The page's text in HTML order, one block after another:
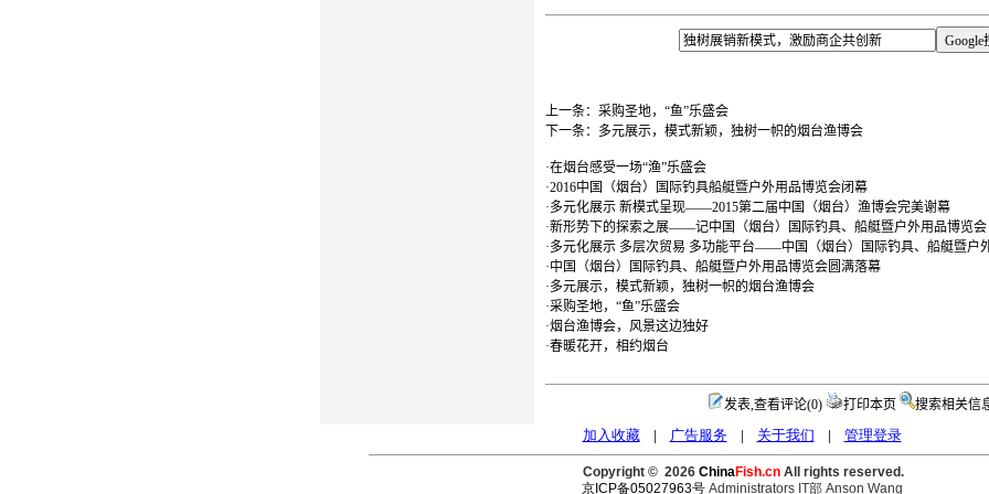
上一条： 采购圣地，“鱼”乐盛会
下一条： 多元展示，模式新颖，独树一帜的烟台渔博会
·在烟台感受一场“渔”乐盛会
·2016中国（烟台）国际钓具船艇暨户外用品博览会闭幕
·多元化展示 新模式呈现——2015第二届中国（烟台）渔博会完美谢幕
·新形势下的探索之展——记中国（烟台）国际钓具、船艇暨户外用品博览会
·多元化展示 多层次贸易 多功能平台——中国（烟台）国际钓具、船艇暨户
·中国（烟台）国际钓具、船艇暨户外用品博览会圆满落幕
·多元展示，模式新颖，独树一帜的烟台渔博会
·采购圣地，“鱼”乐盛会
·烟台渔博会，风景这边独好
·春暖花开，相约烟台
发表,查看评论(0) 打印本页 搜索相关信